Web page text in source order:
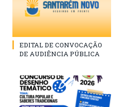
EDITAL DE CONVOCAÇÃO
DE AUDIÊNCIA PÚBLICA